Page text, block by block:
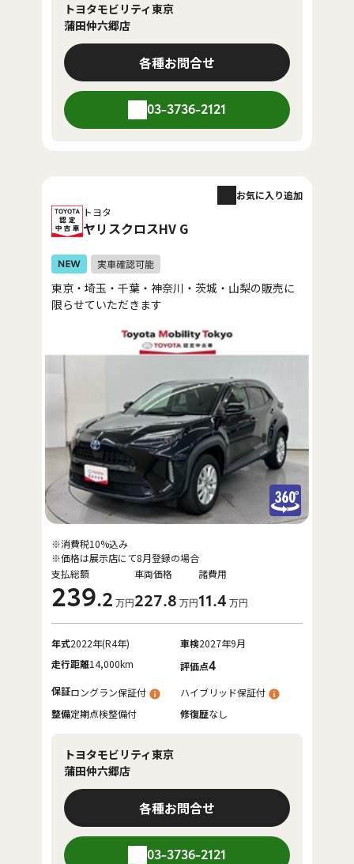
トヨタモビリティ東京
蒲田仲六郷店
各種お問合せ
03-3736-2121
トヨタ
ヤリスクロスHV G
お気に入り追加
東京・埼玉・千葉・神奈川・茨城・山梨の販売に
限らせていただきます
支払総額
239.2 万円
車両価格
227.8 万円
諸費用
11.4 万円
※消費税10%込み
※価格は展示店にて8月登録の場合
年式2022年(R4年) 車検2027年9月
走行距離14,000km 評価点4
保証ロングラン保証付
ハイブリッド保証付
整備定期点検整備付 修復歴なし
トヨタモビリティ東京
蒲田仲六郷店
各種お問合せ
03-3736-2121